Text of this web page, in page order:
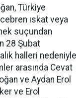
Türkiye
ıskat veya
suçundan
28 Şubat
halleri nedeniyle
arasında Cevat
ve Aydan Erol
ve Erol